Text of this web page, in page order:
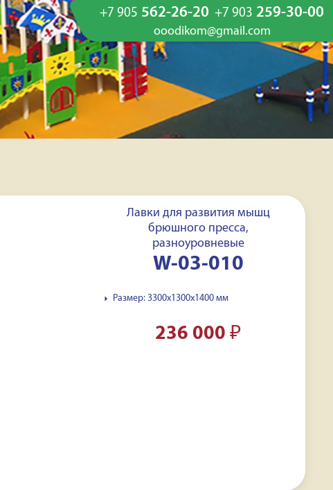
+7 905 562-26-20 +7 903 259-30-00
ooodikom@gmail.com
Лавки для развития мышц
брюшного пресса,
разноуровневые
W-03-010
Размер: 3300x1300х1400 мм
236 000₽